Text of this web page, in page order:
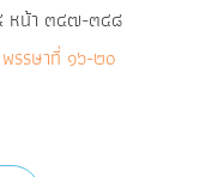
หน้า ๓๔๗-๓๔๘
รรษาที่ ๑๖-๒๐